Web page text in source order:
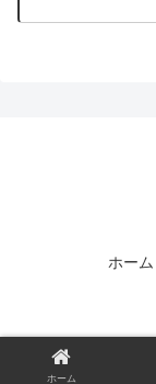
ホーム
ホーム